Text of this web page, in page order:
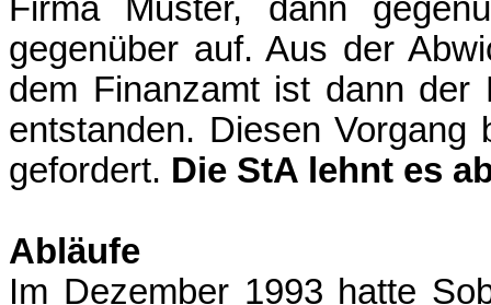
Firma Muster, dann
gegenüber auf. Aus der
dem Finanzamt ist dann der
entstanden. Diesen
gefordert. Die StA lehnt es
Abläufe
Im Dezember 1993 hatte